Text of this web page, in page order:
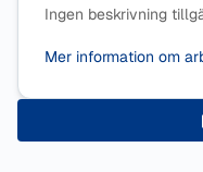
Ingen beskrivning
Mer information om